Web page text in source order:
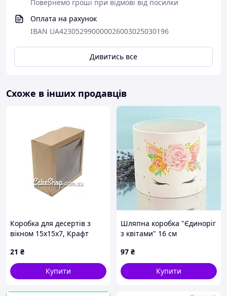
Повернемо гроші при відмові від посилки
Оплата на рахунок
IBAN UA423052990000026003025030196
Дивитись все
Схоже в інших продавців
Коробка для десертів з
вікном 15х15х7, Крафт
21 ₴
Купити
Шляпна коробка "Єдиноріг
з квітами" 16 см
97 ₴
Купити